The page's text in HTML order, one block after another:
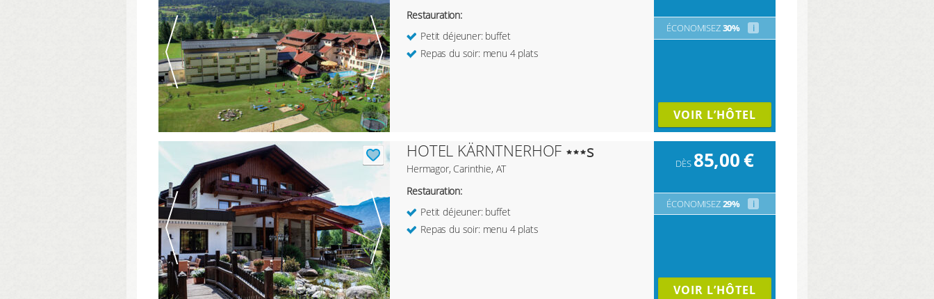
Restauration:
Petit déjeuner: buffet
Repas du soir: menu 4 plats
ÉCONOMISEZ30% i
VOIR L’HÔTEL
HOTEL KÄRNTNERHOF s
Hermagor, Carinthie, AT
Restauration:
Petit déjeuner: buffet
Repas du soir: menu 4 plats
DÈS 85,00€
ÉCONOMISEZ29% i
VOIR L’HÔTEL